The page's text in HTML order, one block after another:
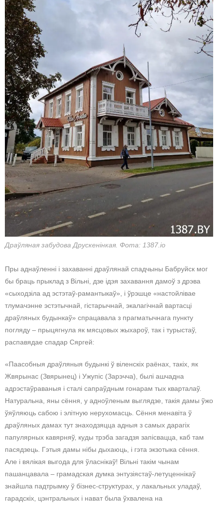
Драўляная забудова Друскенінкая. Фота: 1387.io
Пры аднаўленні і захаванні драўлянай спадчыны Бабруйск мог
бы браць прыклад з Вільні, дзе ідэя захавання дамоў з дрэва
«сыходзіла ад эстэтаў-рамантыкаў», і ўрэшце «настойлівае
тлумачэнне эстэтычнай, гістарычнай, экалагічнай вартасці
драўляных будынкаў» спрацавала з прагматычнага пункту
погляду – прыцягнула як мясцовых жыхароў, так і турыстаў,
распавядае спадар Сяргей:
«Паасобныя драўляныя будынкі ў віленскіх раёнах, такіх, як
Жвярынас (Звярынец) і Ужупіс (Зарэчча), былі ашчадна
адрэстаўраваныя і сталі сапраўдным гонарам тых кварталаў.
Натуральна, яны сёння, у адноўленым выглядзе, такія дамы ўжо
ўяўляюць сабою і элітную нерухомасць. Сёння менавіта ў
драўляных дамах тут знаходзяцца адныя з самых дарагіх
папулярных кавярняў, куды трэба загадзя запісвацца, каб там
пасядзець. Гэтыя дамы нібы дыхаюць, і гэта экзотыка сёння.
Але і вялікая выгода для ўласнікаў! Вільні такім чынам
пашанцавала – грамадская думка энтузіястаў-летуценнікаў
знайшла падтрымку ў бізнес-структурах, у лакальных уладаў,
гарадскіх, цэнтральных і нават была ўхвалена на